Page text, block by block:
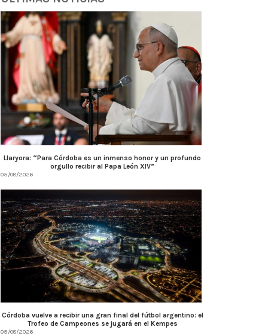
Llaryora: “Para Córdoba es un inmenso honor y un profundo
orgullo recibir al Papa León XIV”
05/08/2026
Córdoba vuelve a recibir una gran final del fútbol argentino: el
Trofeo de Campeones se jugará en el Kempes
05/08/2026